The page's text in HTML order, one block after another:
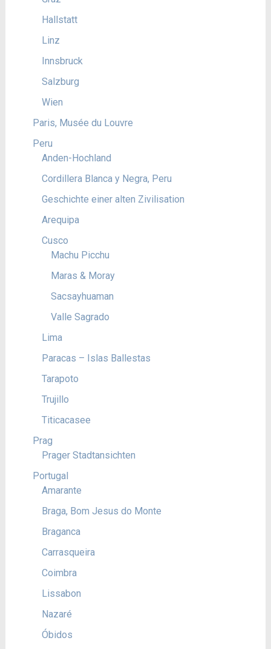
Hallstatt
Linz
Innsbruck
Salzburg
Wien
Paris, Musée du Louvre
Peru
Anden-Hochland
Cordillera Blanca y Negra, Peru
Geschichte einer alten Zivilisation
Arequipa
Cusco
Machu Picchu
Maras & Moray
Sacsayhuaman
Valle Sagrado
Lima
Paracas – Islas Ballestas
Tarapoto
Trujillo
Titicacasee
Prag
Prager Stadtansichten
Portugal
Amarante
Braga, Bom Jesus do Monte
Braganca
Carrasqueira
Coimbra
Lissabon
Nazaré
Óbidos